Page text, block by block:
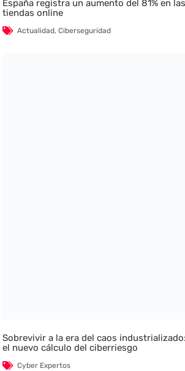
España registra un aumento del 81% en
tiendas online
Actualidad,Ciberseguridad
Sobrevivir a la era del caos
el nuevo cálculo del ciberriesgo
Cyber Expertos